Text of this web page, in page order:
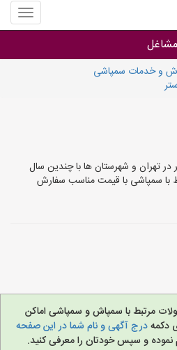
منوی
سایت
مشاغل
گروه ها
و خدمات سمپاشی
تهران و شهرستان ها با چندین سال
با سمپاشی با قیمت مناسب سفارش
مرتبط با سمپاش و سمپاشی اماکن
دکمهدرج آگهی و نام شما در این صفحه
و سپس خودتان را معرفی کنید.